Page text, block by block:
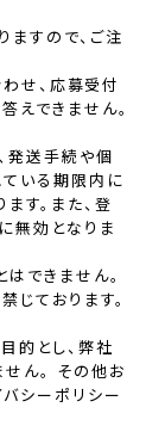
ますので、ご注
せ、応募受付
えできません。
発送手続や個
いる期限内に
す。また、登
無効となりま
できません。
じております。
的とし、弊社
ん。 その他お
シーポリシー